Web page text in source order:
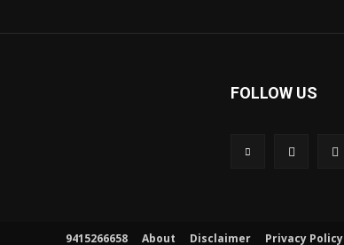
FOLLOW US
9415266658 About Disclaimer Privacy Policy